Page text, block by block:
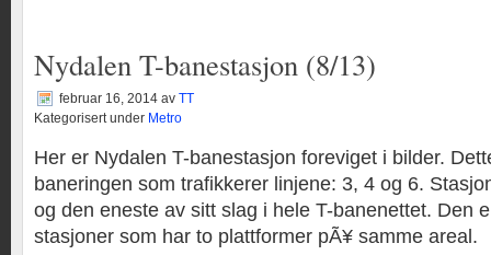
Nydalen T-banestasjon (8/13)
februar 16, 2014 av TT
Kategorisert under Metro
Her er Nydalen T-banestasjon foreviget i bilder.
baneringen som trafikkerer linjene: 3, 4 og 6.
og den eneste av sitt slag i hele T-banenettet. Den
stasjoner som har to plattformer pÃ¥ samme areal.